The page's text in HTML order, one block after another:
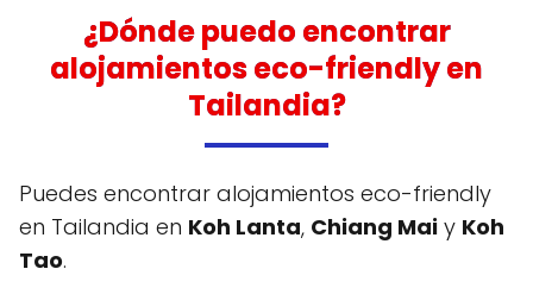
¿Dónde puedo encontrar
alojamientos eco-friendly en
Tailandia?
Puedes encontrar alojamientos eco-friendly
en Tailandia en Koh Lanta, Chiang Mai y Koh
Tao.